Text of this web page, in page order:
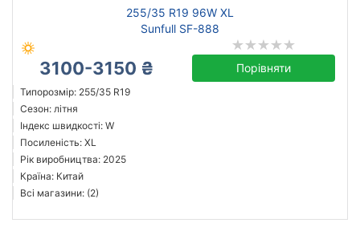
255/35 R19 96W XL
Sunfull SF-888
3100-3150 ₴ Порівняти
Типорозмір: 255/35 R19
Сезон: літня
Індекс швидкості: W
Посиленість: XL
Рік виробництва: 2025
Країна: Китай
Всі магазини: (2)